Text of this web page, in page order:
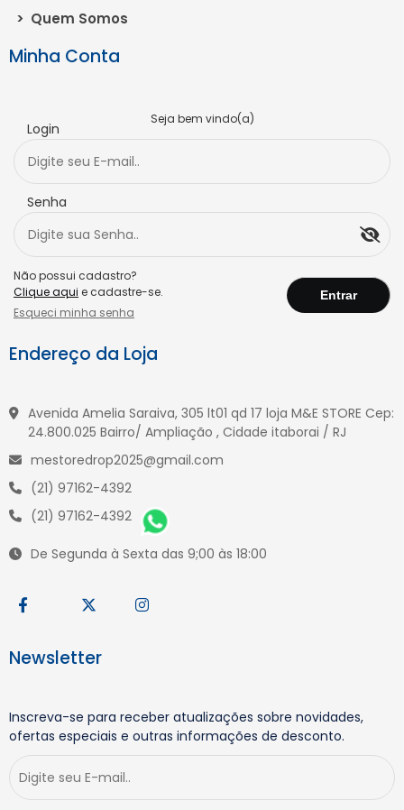
> Quem Somos
Minha Conta
Seja bem vindo(a)
Login
Senha
Não possui cadastro?
Clique aqui e cadastre-se.
Esqueci minha senha
Endereço da Loja
Avenida Amelia Saraiva, 305 lt01 qd 17 loja M&E STORE Cep:
24.800.025 Bairro/ Ampliação , Cidade itaborai / RJ
mestoredrop2025@gmail.com
(21) 97162-4392
(21) 97162-4392
De Segunda à Sexta das 9;00 às 18:00
Newsletter
Inscreva-se para receber atualizações sobre novidades,
ofertas especiais e outras informações de desconto.